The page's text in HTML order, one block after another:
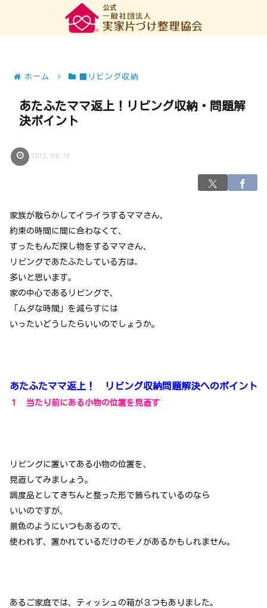
ホーム ■リビング収納
あたふたママ返上！リビング収納・問題解
決ポイント
2012.09.13
家族が散らかしてイライラするママさん、
約束の時間に間に合わなくて、
すったもんだ探し物をするママさん、
リビングであたふたしている方は,
多いと思います。
家の中心であるリビングで、
「ムダな時間」を減らすには
いったいどうしたらいいのでしょうか。
あたふたママ返上！ リビング収納問題解決へのポイント
１ 当たり前にある小物の位置を見直す
リビングに置いてある小物の位置を、
見直してみましょう。
調度品としてきちんと整った形で飾られているのなら
いいのですが、
景色のようにいつもあるので、
使われず、置かれているだけのモノがあるかもしれません。
あるご家庭では、ティッシュの箱が３つもありました。